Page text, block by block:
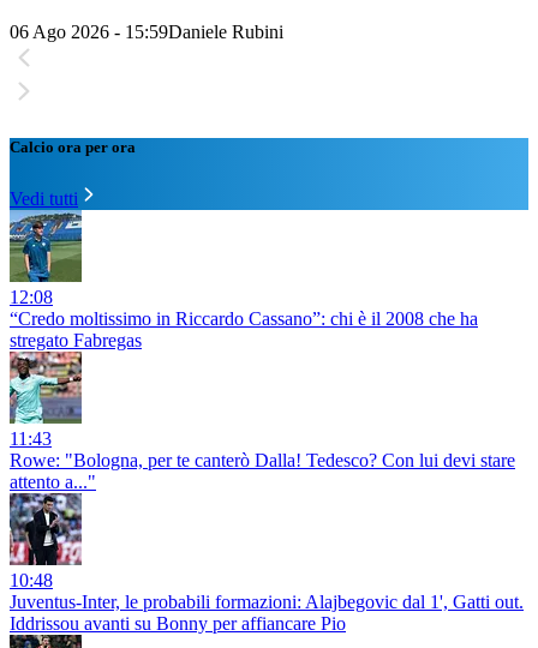
06 Ago 2026 - 15:59Daniele Rubini
Calcio ora per ora
Vedi tutti
12:08
“Credo moltissimo in Riccardo Cassano”: chi è il 2008 che ha
stregato Fabregas
11:43
Rowe: "Bologna, per te canterò Dalla! Tedesco? Con lui devi stare
attento a..."
10:48
Juventus-Inter, le probabili formazioni: Alajbegovic dal 1', Gatti out.
Iddrissou avanti su Bonny per affiancare Pio